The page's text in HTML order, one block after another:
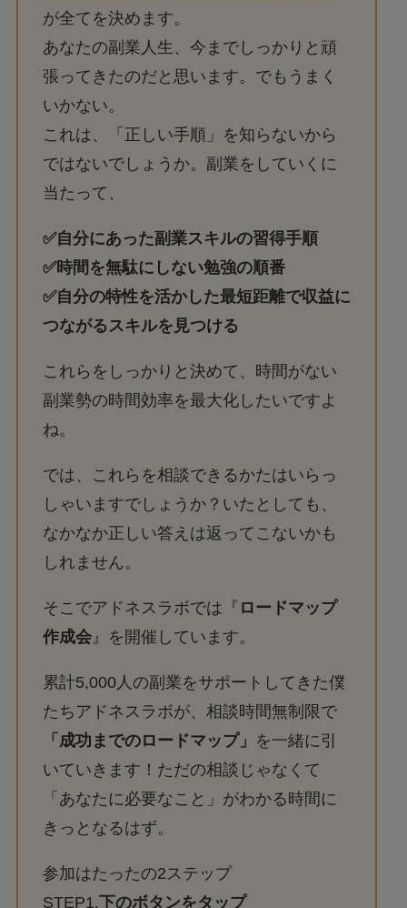
が全てを決めます。
あなたの副業人生、今までしっかりと頑
張ってきたのだと思います。でもうまく
いかない。
これは、「正しい手順」を知らないから
ではないでしょうか。副業をしていくに
当たって、
✅自分にあった副業スキルの習得手順
✅時間を無駄にしない勉強の順番
✅自分の特性を活かした最短距離で収益に
つながるスキルを見つける
これらをしっかりと決めて、時間がない
副業勢の時間効率を最大化したいですよ
ね。
では、これらを相談できるかたはいらっ
しゃいますでしょうか？いたとしても、
なかなか正しい答えは返ってこないかも
しれません。
そこでアドネスラボでは『 ロードマップ
作成会』を開催しています。
累計5,000人の副業をサポートしてきた僕
たちアドネスラボが、相談時間無制限で
「成功までのロードマップ」 を一緒に引
いていきます！ただの相談じゃなくて
「あなたに必要なこと」がわかる時間に
きっとなるはず。
参加はたったの2ステップ
STEP1.下のボタンをタップ